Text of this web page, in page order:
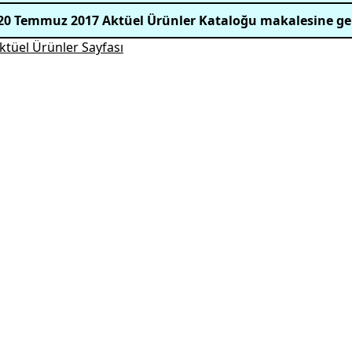
Temmuz 2017 Aktüel Ürünler Kataloğu makalesine